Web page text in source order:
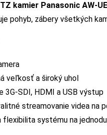
kamier Panasonic AW-
pohyb, zábery všetkých
veľkosť a široký uhol
3G-SDI, HDMI a USB výstup
streamovanie videa na
flexibilita systému na